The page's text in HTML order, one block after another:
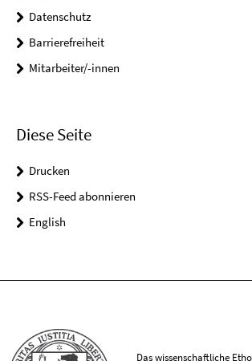
Datenschutz
Barrierefreiheit
Mitarbeiter/-innen
Diese Seite
Drucken
RSS-Feed abonnieren
English
Das wissenschaftliche